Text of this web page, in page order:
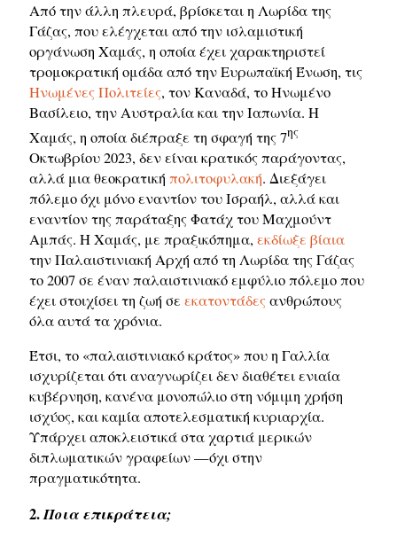
Από την άλλη πλευρά, βρίσκεται η Λωρίδα της
Γάζας, που ελέγχεται από την ισλαμιστική
οργάνωση Χαμάς, η οποία έχει χαρακτηριστεί
τρομοκρατική ομάδα από την Ευρωπαϊκή Ένωση, τις
Ηνωμένες Πολιτείες, τον Καναδά, το Ηνωμένο
Βασίλειο, την Αυστραλία και την Ιαπωνία. Η
Χαμάς, η οποία διέπραξε τη σφαγή της 7ης
Οκτωβρίου 2023, δεν είναι κρατικός παράγοντας,
αλλά μια θεοκρατική πολιτοφυλακή. Διεξάγει
πόλεμο όχι μόνο εναντίον του Ισραήλ, αλλά και
εναντίον της παράταξης Φατάχ του Μαχμούντ
Αμπάς. Η Χαμάς, με πραξικόπημα,εκδίωξε βίαια
την Παλαιστινιακή Αρχή από τη Λωρίδα της Γάζας
το 2007 σε έναν παλαιστινιακό εμφύλιο πόλεμο που
έχει στοιχίσει τη ζωή σε εκατοντάδεςανθρώπους
όλα αυτά τα χρόνια.
Έτσι, το «παλαιστινιακό κράτος» που η Γαλλία
ισχυρίζεται ότι αναγνωρίζει δεν διαθέτει ενιαία
κυβέρνηση, κανένα μονοπώλιο στη νόμιμη χρήση
ισχύος, και καμία αποτελεσματική κυριαρχία.
Υπάρχει αποκλειστικά στα χαρτιά μερικών
διπλωματικών γραφείων —όχι στην
πραγματικότητα.
2.Ποια επικράτεια;